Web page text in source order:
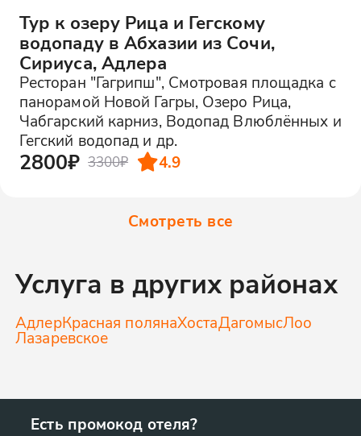
Тур к озеру Рица и Гегскому
водопаду в Абхазии из Сочи,
Сириуса, Адлера
Ресторан "Гагрипш", Смотровая площадка с
панорамой Новой Гагры, Озеро Рица,
Чабгарский карниз, Водопад Влюблённых и
Гегский водопад и др.
2800₽ 3300₽ 4.9
Смотреть все
Услуга в других районах
АдлерКрасная полянаХостаДагомысЛоо
Лазаревское
Есть промокод отеля?